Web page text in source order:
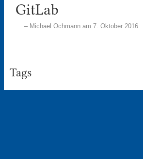
GitLab
Michael Ochmann am 7. Oktober 2016
Tags